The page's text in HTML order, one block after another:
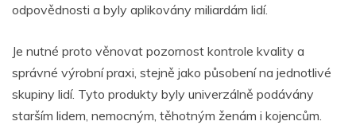
odpovědnosti a byly aplikovány miliardám lidí.
Je nutné proto věnovat pozornost kontrole kvality a
správné výrobní praxi, stejně jako působení na jednotlivé
skupiny lidí. Tyto produkty byly univerzálně podávány
starším lidem, nemocným, těhotným ženám i kojencům.